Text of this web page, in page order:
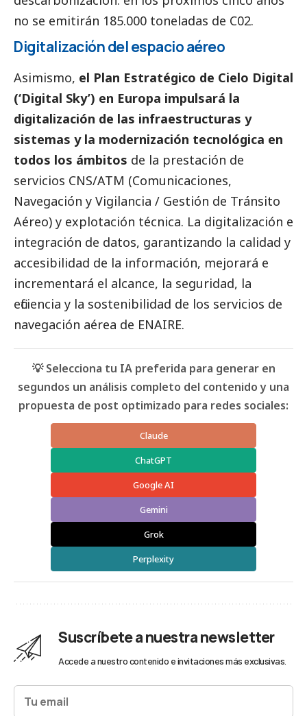
no se emitirán 185.000 toneladas de C02.
Digitalización del espacio aéreo
Asimismo, el Plan Estratégico de Cielo Digital
(‘Digital Sky’) en Europa impulsará la
digitalización de las infraestructuras y
sistemas y la modernización tecnológica en
todos los ámbitos de la prestación de
servicios CNS/ATM (Comunicaciones,
Navegación y Vigilancia / Gestión de Tránsito
Aéreo) y explotación técnica. La digitalización e
integración de datos, garantizando la calidad y
accesibilidad de la información, mejorará e
incrementará el alcance, la seguridad, la
eficiencia y la sostenibilidad de los servicios de
navegación aérea de ENAIRE.
💡 Selecciona tu IA preferida para generar en
segundos un análisis completo del contenido y una
propuesta de post optimizado para redes sociales:
Claude
ChatGPT
Google AI
Gemini
Grok
Perplexity
Suscríbete a nuestra newsletter
Accede a nuestro contenido e invitaciones más exclusivas.